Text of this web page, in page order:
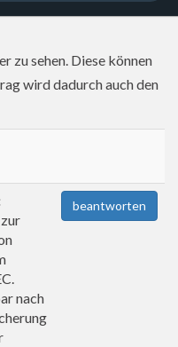
zu sehen. Diese können
wird dadurch auch den
nach
beantworten